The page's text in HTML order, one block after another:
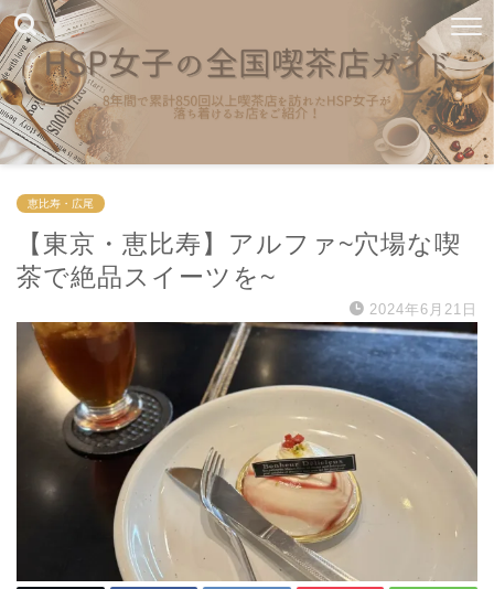
恵比寿・広尾
【東京・恵比寿】アルファ~穴場な喫
茶で絶品スイーツを~
2024年6月21日